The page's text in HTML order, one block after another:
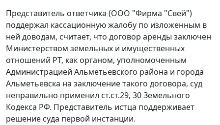
Представитель ответчика (ООО "Фирма "Свей")
поддержал кассационную жалобу по изложенным в
ней доводам, считает, что договор аренды заключен
Министерством земельных и имущественных
отношений РТ, как органом, уполномоченным
Администрацией Альметьевского района и города
Альметьевска на заключение такого договора, суд
неправильно применил ст.ст.29, 30Земельного
Кодекса РФ. Представитель истца поддерживает
решение суда первой инстанции.